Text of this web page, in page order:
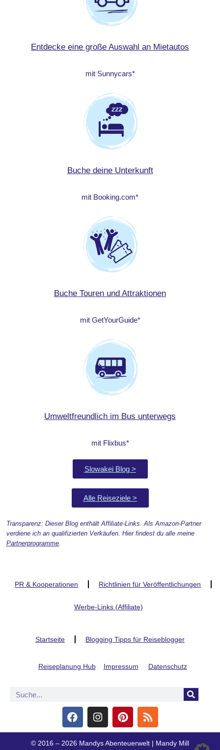
Entdecke eine große Auswahl an Mietautos
mit Sunnycars*
Buche deine Unterkunft
mit Booking.com*
Buche Touren und Attraktionen
mit GetYourGuide*
Umweltfreundlich im Bus unterwegs
mit Flixbus*
Slowakei Blog >
Alle Reiseziele >
Transparenz: Dieser Blog enthält Affiliate-Links. Als Amazon-Partner
verdiene ich an qualifizierten Verkäufen. Hier findest du alle meine
Partnerprogramme.
PR & Kooperationen Richtlinien für Veröffentlichungen
Werbe-Links (Affiliate)
Startseite Blogging Tipps für Reiseblogger
Reiseplanung Hub Impressum Datenschutz
© 2016 – 2026 Mandys Abenteuerwelt | Mandy Mill